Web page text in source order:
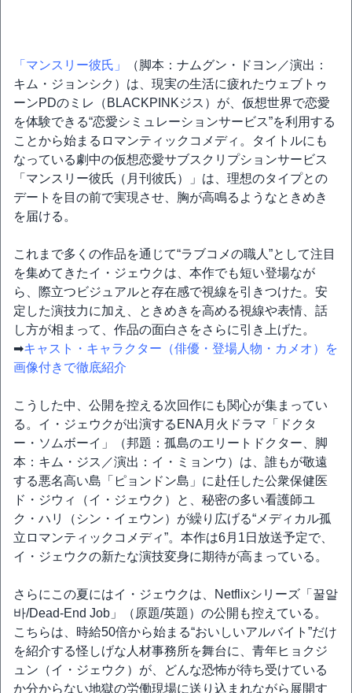
「マンスリー彼氏」
（脚本：ナムグン・ドヨン／演出：
キム・ジョンシク）は、現実の生活に疲れたウェブトゥ
ーンPDのミレ（BLACKPINKジス）が、仮想世界で恋愛
を体験できる“恋愛シミュレーションサービス”を利用する
ことから始まるロマンティックコメディ。タイトルにも
なっている劇中の仮想恋愛サブスクリプションサービス
「マンスリー彼氏（月刊彼氏）」は、理想のタイプとの
デートを目の前で実現させ、胸が高鳴るようなときめき
を届ける。
これまで多くの作品を通じて“ラブコメの職人”として注目
を集めてきたイ・ジェウクは、本作でも短い登場なが
ら、際立つビジュアルと存在感で視線を引きつけた。安
定した演技力に加え、ときめきを高める視線や表情、話
し方が相まって、作品の面白さをさらに引き上げた。
➡キャスト・キャラクター（俳優・登場人物・カメオ）を
画像付きで徹底紹介
こうした中、公開を控える次回作にも関心が集まってい
る。イ・ジェウクが出演するENA月火ドラマ「ドクタ
ー・ソムボーイ」（邦題：孤島のエリートドクター、脚
本：キム・ジス／演出：イ・ミョンウ）は、誰もが敬遠
する悪名高い島「ピョンドン島」に赴任した公衆保健医
ド・ジウィ（イ・ジェウク）と、秘密の多い看護師ユ
ク・ハリ（シン・イェウン）が繰り広げる“メディカル孤
立ロマンティックコメディ”。本作は6月1日放送予定で、
イ・ジェウクの新たな演技変身に期待が高まっている。
さらにこの夏にはイ・ジェウクは、Netflixシリーズ「꿀알
바/Dead-End Job」（原題/英題）の公開も控えている。
こちらは、時給50倍から始まる“おいしいアルバイト”だけ
を紹介する怪しげな人材事務所を舞台に、青年ヒョクジ
ュン（イ・ジェウク）が、どんな恐怖が待ち受けている
か分からない地獄の労働現場に送り込まれながら展開す